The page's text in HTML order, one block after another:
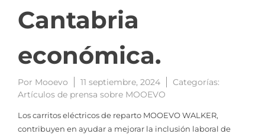
Cantabria
económica.
Por Mooevo 11 septiembre, 2024
Categorías:
Artículos de prensa sobre MOOEVO
Los carritos eléctricos de reparto MOOEVO WALKER,
contribuyen en ayudar a mejorar la inclusión laboral de